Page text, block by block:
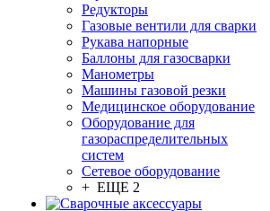
Редукторы
Газовые вентили для сварки
Рукава напорные
Баллоны для газосварки
Манометры
Машины газовой резки
Медицинское оборудование
Оборудование для
газораспределительных
систем
Сетевое оборудование
+ ЕЩЕ 2